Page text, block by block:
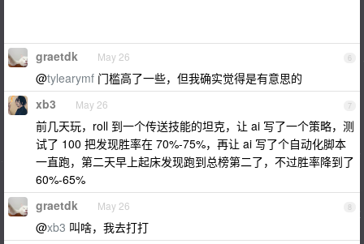
6
graetdk May 26
@tylearymf 门槛高了一些，但我确实觉得是有意思的
7
xb3 May 26
前几天玩，roll 到一个传送技能的坦克，让 ai 写了一个策略，测
试了 100 把发现胜率在 70%-75%，再让 ai 写了个自动化脚本
一直跑，第二天早上起床发现跑到总榜第二了，不过胜率降到了
60%-65%
8
graetdk May 26
@xb3 叫啥，我去打打